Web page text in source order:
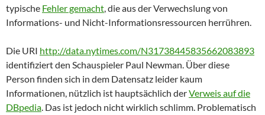
typische Fehler gemacht, die aus der Verwechslung von
Informations- und Nicht-Informationsressourcen herrühren.
Die URI http://data.nytimes.com/N31738445835662083893
identifiziert den Schauspieler Paul Newman. Über diese
Person finden sich in dem Datensatz leider kaum
Informationen, nützlich ist hauptsächlich derVerweis auf die
DBpedia. Das ist jedoch nicht wirklich schlimm. Problematisch